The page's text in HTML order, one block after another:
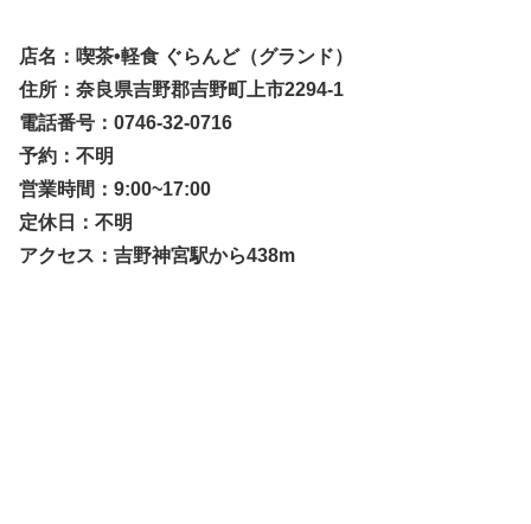
店名：喫茶•軽食 ぐらんど（グランド）
住所：奈良県吉野郡吉野町上市2294-1
電話番号：0746-32-0716
予約：不明
営業時間：9:00~17:00
定休日：不明
アクセス：吉野神宮駅から438m